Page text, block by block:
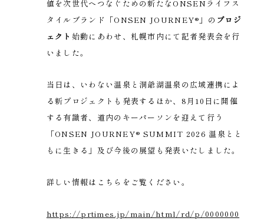
値を次世代へつなぐための新たなONSENライフス
タイルブランド「ONSEN JOURNEY®」の プロジ
ェクト 始動にあわせ、札幌市内にて記者発表会を行
いました。
当日は、いわない温泉と洞爺湖温泉の広域連携によ
る新プロジェクトも発表するほか、8月10日に開催
する有識者、道内のキーパーソンを迎えて行う
「ONSEN JOURNEY® SUMMIT 2026 温泉とと
もに生きる」及び今後の展望も発表いたしました。
詳しい情報はこちらをご覧ください。
https://prtimes.jp/main/html/rd/p/0000000